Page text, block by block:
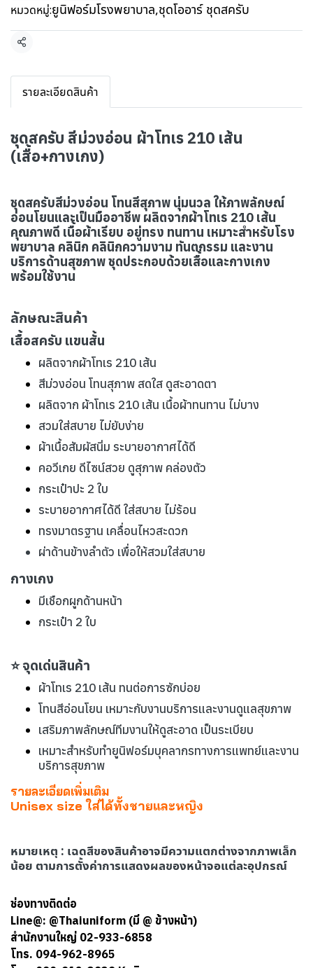
หมวดหมู่:ยูนิฟอร์มโรงพยาบาล,ชุดโออาร์ ชุดสครับ
แชร์
รายละเอียดสินค้า
ชุดสครับ สีม่วงอ่อน ผ้าโทเร 210 เส้น
(เสื้อ+กางเกง)
ชุดสครับสีม่วงอ่อน โทนสีสุภาพ นุ่มนวล ให้ภาพลักษณ์
อ่อนโยนและเป็นมืออาชีพ ผลิตจากผ้าโทเร 210 เส้น
คุณภาพดี เนื้อผ้าเรียบ อยู่ทรง ทนทาน เหมาะสำหรับโรง
พยาบาล คลินิก คลินิกความงาม ทันตกรรม และงาน
บริการด้านสุขภาพ ชุดประกอบด้วยเสื้อและกางเกง
พร้อมใช้งาน
ลักษณะสินค้า
เสื้อสครับ แขนสั้น
ผลิตจากผ้าโทเร 210 เส้น
สีม่วงอ่อน โทนสุภาพ สดใส ดูสะอาดตา
ผลิตจาก ผ้าโทเร 210 เส้น เนื้อผ้าทนทาน ไม่บาง
สวมใส่สบาย ไม่ยับง่าย
ผ้าเนื้อสัมผัสนิ่ม ระบายอากาศได้ดี
คอวีเกย ดีไซน์สวย ดูสุภาพ คล่องตัว
กระเป๋าปะ 2 ใบ
ระบายอากาศได้ดี ใส่สบาย ไม่ร้อน
ทรงมาตรฐาน เคลื่อนไหวสะดวก
ผ่าด้านข้างลำตัว เพื่อให้สวมใส่สบาย
กางเกง
มีเชือกผูกด้านหน้า
กระเป๋า 2 ใบ
⭐ จุดเด่นสินค้า
ผ้าโทเร 210 เส้น ทนต่อการซักบ่อย
โทนสีอ่อนโยน เหมาะกับงานบริการและงานดูแลสุขภาพ
เสริมภาพลักษณ์ทีมงานให้ดูสะอาด เป็นระเบียบ
เหมาะสำหรับทำยูนิฟอร์มบุคลากรทางการแพทย์และงาน
บริการสุขภาพ
รายละเอียดเพิ่มเติม
Unisex size ใส่ได้ทั้งชายและหญิง
หมายเหตุ : เฉดสีของสินค้าอาจมีความแตกต่างจากภาพเล็ก
น้อย ตามการตั้งค่าการแสดงผลของหน้าจอแต่ละอุปกรณ์
ช่องทางติดต่อ
Line@: @Thaiuniform (มี @ ข้างหน้า)
สำนักงานใหญ่ 02-933-6858
โทร. 094-962-8965